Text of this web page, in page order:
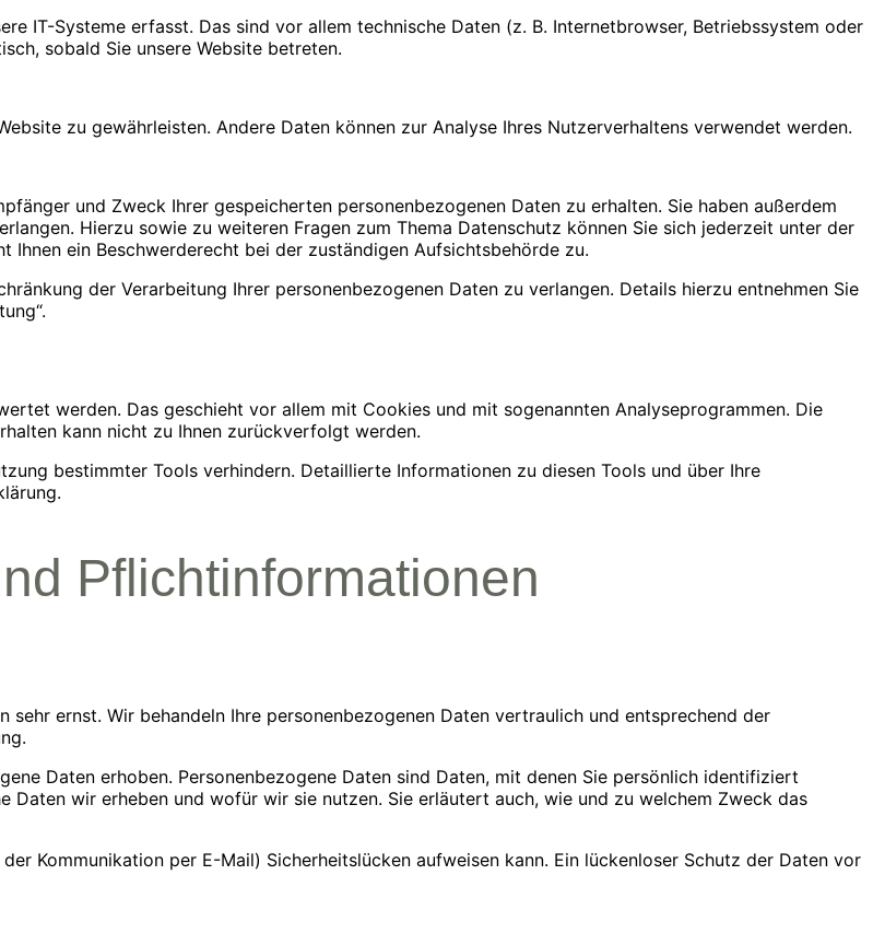
IT-Systeme erfasst. Das sind vor allem technische Daten (z. B. Internetbrowser, Betriebssystem oder
sobald Sie unsere Website betreten.
zu gewährleisten. Andere Daten können zur Analyse Ihres Nutzerverhaltens verwendet werden.
und Zweck Ihrer gespeicherten personenbezogenen Daten zu erhalten. Sie haben außerdem
Hierzu sowie zu weiteren Fragen zum Thema Datenschutz können Sie sich jederzeit unter der
Ihnen ein Beschwerderecht bei der zuständigen Aufsichtsbehörde zu.
der Verarbeitung Ihrer personenbezogenen Daten zu verlangen. Details hierzu entnehmen Sie
werden. Das geschieht vor allem mit Cookies und mit sogenannten Analyseprogrammen. Die
kann nicht zu Ihnen zurückverfolgt werden.
bestimmter Tools verhindern. Detaillierte Informationen zu diesen Tools und über Ihre
Pflichtinformationen
ernst. Wir behandeln Ihre personenbezogenen Daten vertraulich und entsprechend der
Daten erhoben. Personenbezogene Daten sind Daten, mit denen Sie persönlich identifiziert
wir erheben und wofür wir sie nutzen. Sie erläutert auch, wie und zu welchem Zweck das
Kommunikation per E-Mail) Sicherheitslücken aufweisen kann. Ein lückenloser Schutz der Daten vor